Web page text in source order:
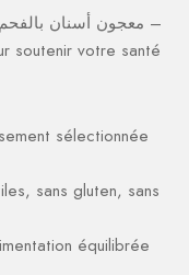
soutenir votre santé
sélectionnée
sans gluten, sans
équilibrée